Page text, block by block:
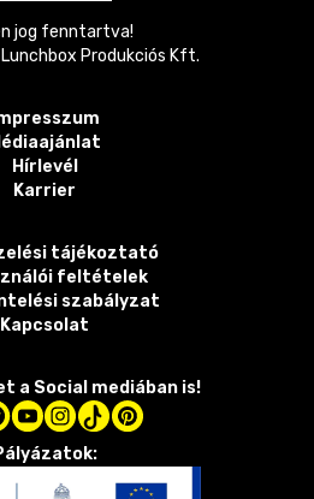
jog fenntartva!
Lunchbox Produkciós Kft.
Hírlevél
Karrier
tájékoztató
feltételek
szabályzat
Kapcsolat
a Social mediában is!